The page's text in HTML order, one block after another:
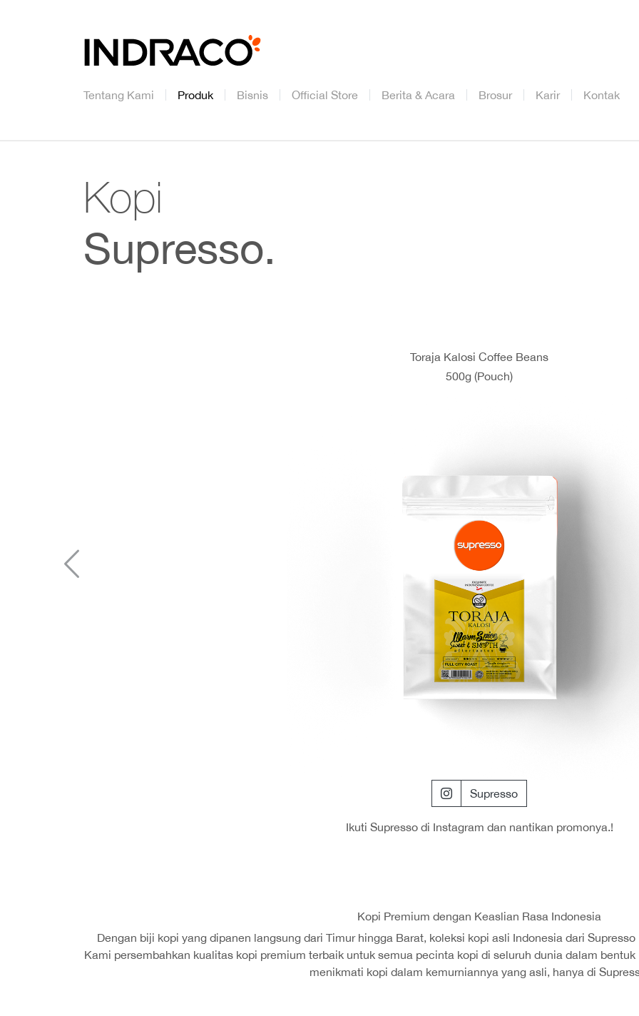
Tentang Kami Produk Bisnis Official Store Berita & Acara Brosur Karir Kontak
Kopi
Supresso.
Toraja Kalosi Coffee Beans
500g (Pouch)
Supresso
Ikuti Supresso di Instagram dan nantikan promonya.!
Kopi Premium dengan Keaslian Rasa Indonesia
Dengan biji kopi yang dipanen langsung dari Timur hingga Barat, koleksi kopi asli Indonesia dari
Kami persembahkan kualitas kopi premium terbaik untuk semua pecinta kopi di seluruh dunia dalam
menikmati kopi dalam kemurniannya yang asli, hanya di
Previous